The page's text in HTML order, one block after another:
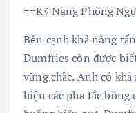
==Kỹ Năng Phòng
Bên cạnh khả năng
Dumfries còn được
vững chắc. Anh có
hiện các pha tắc